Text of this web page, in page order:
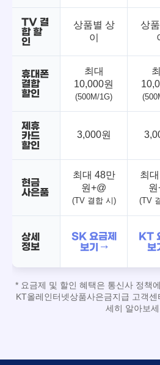
TV 결
합 할
인
상품별 상
이
상
휴대폰
결합
할인
최대
10,000원
(500M/1G)
제휴
카드
할인
3,000원
현금
사은품
최대 48만
원+@
(TV 결합 시)
최
원
(TV
상세
정보
SK 요금제
보기 →
KT
보
* 요금제 및 할인 혜택은 통신사 정책
KT올레인터넷상품사은금지급 고객
세히 알아보세